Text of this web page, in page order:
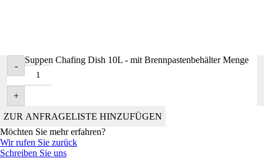
-
Suppen Chafing Dish 10L - mit Brennpastenbehälter Menge
+
ZUR ANFRAGELISTE HINZUFÜGEN
Möchten Sie mehr erfahren?
Wir rufen Sie zurück
Schreiben Sie uns